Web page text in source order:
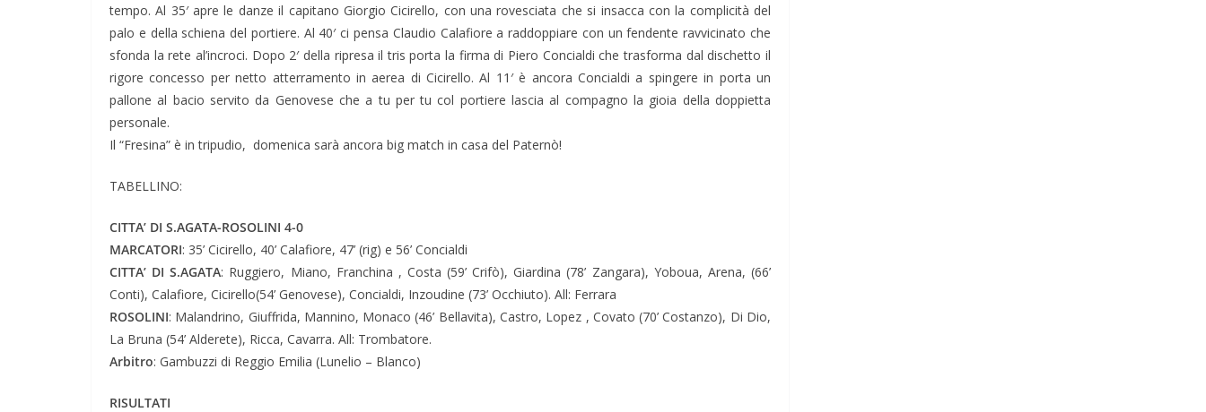
tempo. Al 35′ apre le danze il capitano Giorgio Cicirello, con una rovesciata che si insacca con la complicità del
palo e della schiena del portiere. Al 40′ ci pensa Claudio Calafiore a raddoppiare con un fendente ravvicinato che
sfonda la rete al’incroci. Dopo 2′ della ripresa il tris porta la firma di Piero Concialdi che trasforma dal dischetto il
rigore concesso per netto atterramento in aerea di Cicirello. Al 11′ è ancora Concialdi a spingere in porta un
pallone al bacio servito da Genovese che a tu per tu col portiere lascia al compagno la gioia della doppietta
personale.
Il “Fresina” è in tripudio, domenica sarà ancora big match in casa del Paternò!
TABELLINO:
CITTA’ DI S.AGATA-ROSOLINI 4-0
MARCATORI: 35’ Cicirello, 40’ Calafiore, 47’ (rig) e 56’ Concialdi
CITTA’ DI S.AGATA: Ruggiero, Miano, Franchina , Costa (59’ Crifò), Giardina (78’ Zangara), Yoboua, Arena, (66’
Conti), Calafiore, Cicirello(54’ Genovese), Concialdi, Inzoudine (73’ Occhiuto). All: Ferrara
ROSOLINI: Malandrino, Giuffrida, Mannino, Monaco (46’ Bellavita), Castro, Lopez , Covato (70’ Costanzo), Di Dio,
La Bruna (54’ Alderete), Ricca, Cavarra. All: Trombatore.
Arbitro: Gambuzzi di Reggio Emilia (Lunelio – Blanco)
RISULTATI